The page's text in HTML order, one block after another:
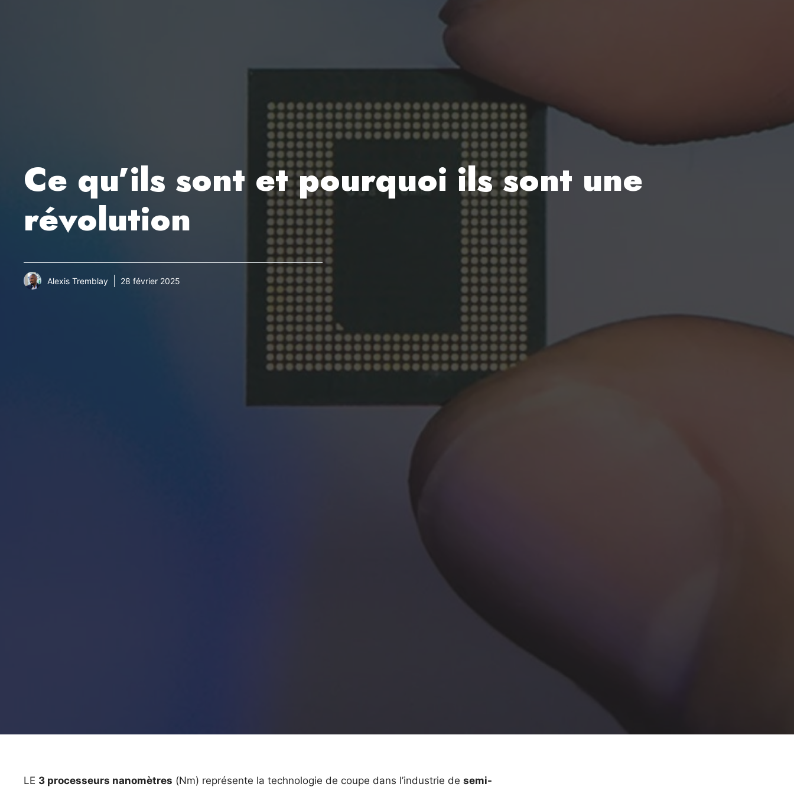
Ce qu’ils sont et pourquoi ils sont une
révolution
Alexis Tremblay 28 février 2025
LE 3 processeurs nanomètres (Nm) représente la technologie de coupe dans l’industrie de semi-